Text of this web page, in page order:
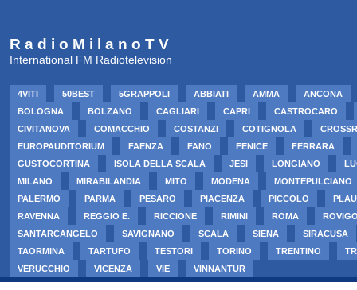
R a d i o M i l a n o T V
International FM Radiotelevision
4VITI 50BEST 5GRAPPOLI ABBIATI AMMA
ANCONA
BOLOGNA
BOLZANO CAGLIARI CAPRI
CASTROCARO
CIVITANOVA
COMACCHIO COSTANZI COTIGNOLA
EUROPAUDITORIUM
FAENZA FANO FENICE
FERRARA
GUSTOCORTINA
ISOLA DELLA SCALA JESI LONGIANO
MILANO
MIRABILANDIA MITO MODENA
MONTEPULCIANO
PALERMO
PARMA PESARO PIACENZA PICCOLO
RAVENNA
REGGIO E. RICCIONE RIMINI ROMA
SANTARCANGELO
SAVIGNANO SCALA SIENA
SIRACUSA
TAORMINA
TARTUFO TESTORI TORINO TRENTINO
VERUCCHIO
VICENZA VIE VINNANTUR